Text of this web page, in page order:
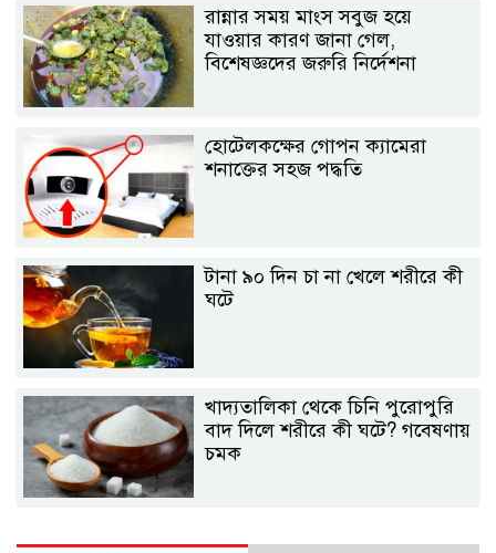
রান্নার সময় মাংস সবুজ হয়ে
যাওয়ার কারণ জানা গেল,
বিশেষজ্ঞদের জরুরি নির্দেশনা
হোটেলকক্ষের গোপন ক্যামেরা
শনাক্তের সহজ পদ্ধতি
টানা ৯০ দিন চা না খেলে শরীরে কী
ঘটে
খাদ্যতালিকা থেকে চিনি পুরোপুরি
বাদ দিলে শরীরে কী ঘটে? গবেষণায়
চমক